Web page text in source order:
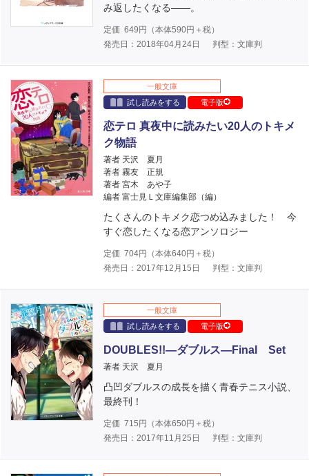
み返したくなる――。
定価 649 円（本体590円＋税）
発売日：2018年04月24日
判型：文庫判
一般文庫
試し読みをする
電子版
恋テロ 真夜中に読みたい20人のトキメ
ク物語
著者 天沢 夏月
著者 霧友 正規
著者 宮木 あや子
編者 富士見Ｌ文庫編集部（編）
たくさんのトキメク恋つめ込みました！ 今
すぐ恋したくなる恋アンソロジー
定価 704円（本体640円＋税）
発売日：2017年12月15日
判型：文庫判
一般文庫
試し読みをする
電子版
DOUBLES!!―ダブルス―Final Set
著者 天沢 夏月
凸凹ダブルスの成長を描く青春テニス小説、
最終刊！
定価 715 円（本体650円＋税）
発売日：2017年11月25日
判型：文庫判